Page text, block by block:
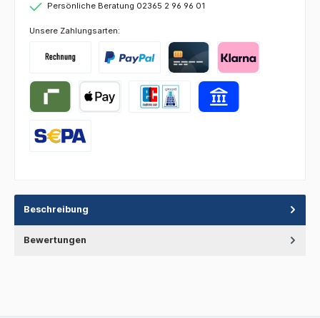
Persönliche Beratung 02365 2 96 96 01
Unsere Zahlungsarten:
Beschreibung
Bewertungen